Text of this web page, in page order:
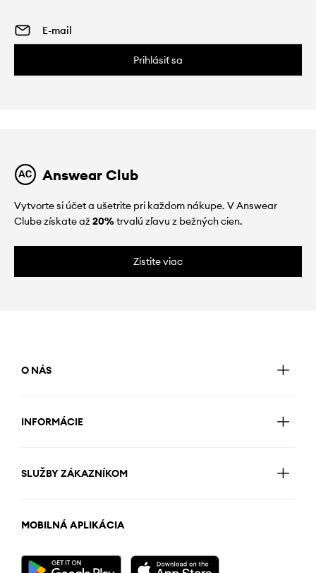
Prihlásiť sa
Answear Club
Vytvorte si účet a ušetrite pri každom nákupe. V Answear
Clube získate až20%trvalú zľavu z bežných cien.
Zistite viac
O NÁS
INFORMÁCIE
SLUŽBY ZÁKAZNÍKOM
MOBILNÁ APLIKÁCIA